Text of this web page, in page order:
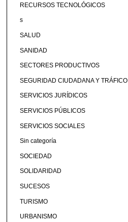
RECURSOS TECNOLÓGICOS
s
SALUD
SANIDAD
SECTORES PRODUCTIVOS
SEGURIDAD CIUDADANA Y TRÁFICO
SERVICIOS JURÍDICOS
SERVICIOS PÚBLICOS
SERVICIOS SOCIALES
Sin categoría
SOCIEDAD
SOLIDARIDAD
SUCESOS
TURISMO
URBANISMO